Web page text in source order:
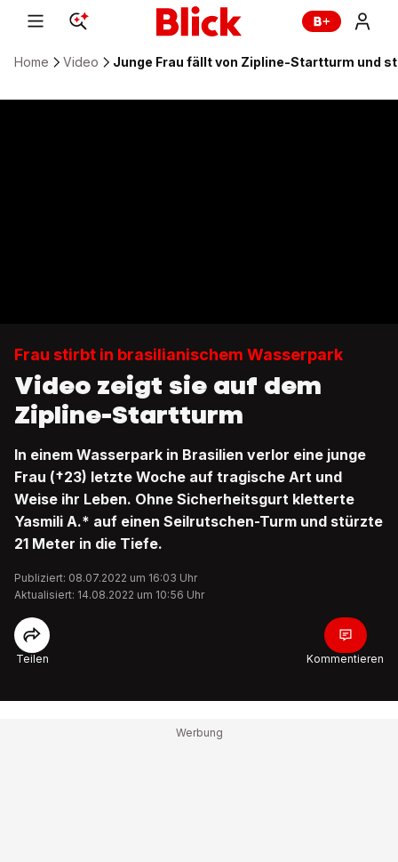
Home Video Junge Frau fällt von Zipline-Startturm und
Frau stirbt in brasilianischem Wasserpark
Video zeigt sie auf dem
Zipline-Startturm
In einem Wasserpark in Brasilien verlor eine junge
Frau (†23) letzte Woche auf tragische Art und
Weise ihr Leben. Ohne Sicherheitsgurt kletterte
Yasmili A.* auf einen Seilrutschen-Turm und stürzte
21 Meter in die Tiefe.
Publiziert: 08.07.2022 um 16:03 Uhr
Aktualisiert: 14.08.2022 um 10:56 Uhr
Teilen Kommentieren